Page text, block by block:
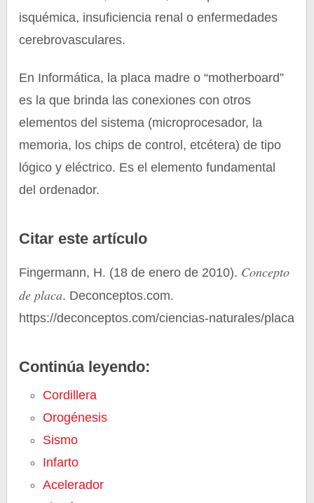
isquémica, insuficiencia renal o enfermedades
cerebrovasculares.
En Informática, la placa madre o “motherboard”
es la que brinda las conexiones con otros
elementos del sistema (microprocesador, la
memoria, los chips de control, etcétera) de tipo
lógico y eléctrico. Es el elemento fundamental
del ordenador.
Citar este artículo
Fingermann, H. (18 de enero de 2010). Concepto
de placa. Deconceptos.com.
https://deconceptos.com/ciencias-naturales/placa
Continúa leyendo:
Cordillera
Orogénesis
Sismo
Infarto
Acelerador